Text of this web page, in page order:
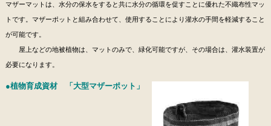
マザーマットは、水分の保水をすると共に水分の循環を促すことに優れた不織布性マッ
トです。マザーポットと組み合わせて、使用することにより灌水の手間を軽減すること
が可能です。
屋上などの地被植物は、マットのみで、緑化可能ですが、その場合は、灌水装置が
必要になります。
●植物育成資材 「大型マザーポット」